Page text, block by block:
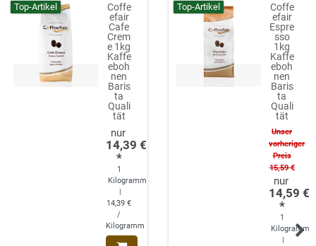
Top-Artikel
Coffe
efair
Cafe
Crem
e 1kg
Kaffe
eboh
nen
Baris
ta
Quali
tät
14,39 €
*
1
Kilogramm
|
14,39 €
/
Kilogramm
Top-Artikel
Coffe
efair
Espre
sso
1kg
Kaffe
eboh
nen
Baris
ta
Quali
tät
Unser
vorheriger
Preis
15,59 €
14,59 €
*
1
Kilogramm
|